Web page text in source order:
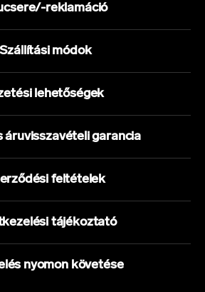
reklamáció
Szállítási módok
lehetőségek
áruvisszavételi garancia
feltételek
tájékoztató
nyomon követése